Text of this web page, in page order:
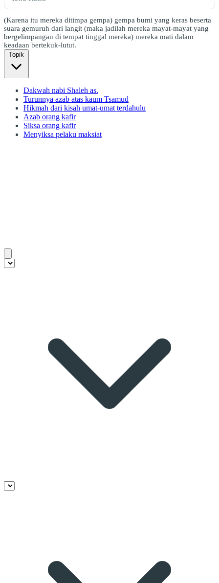
(Karena itu mereka ditimpa gempa) gempa bumi yang keras beserta
suara gemuruh dari langit (maka jadilah mereka mayat-mayat yang
bergelimpangan di tempat tinggal mereka) mereka mati dalam
keadaan bertekuk-lutut.
Topik
Dakwah nabi Shaleh as.
Turunnya azab atas kaum Tsamud
Hikmah dari kisah umat-umat terdahulu
Azab orang kafir
Siksa orang kafir
Menyiksa pelaku maksiat